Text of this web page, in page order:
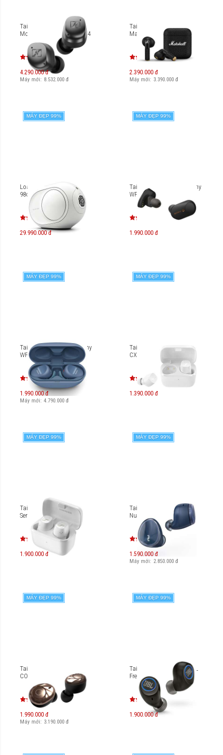
Tai nghe Sennheiser
Momentum True Wireless 4
4.290.000 đ
Máy mới: 8.532.000 đ
Tai nghe True Wireless
Marshall Minor IV
2.390.000 đ
Máy mới: 3.390.000 đ
MÁY ĐẸP 99%
Loa Devialet Phantom II
98dB Iconic White
29.990.000 đ
MÁY ĐẸP 99%
Tai nghe True Wireless Sony
WF-1000XM3
1.990.000 đ
MÁY ĐẸP 99%
Tai nghe True Wireless Sony
WF-SP800N
1.990.000 đ
Máy mới: 4.790.000 đ
MÁY ĐẸP 99%
Tai nghe Sennheiser CX
CX200TW1 True Wireless
1.390.000 đ
MÁY ĐẸP 99%
Tai nghe True Wireless
Sennheiser CX Plus
1.900.000 đ
MÁY ĐẸP 99%
Tai nghe True Wireless
Nuforce BE Free5
1.590.000 đ
Máy mới: 2.850.000 đ
MÁY ĐẸP 99%
Tai nghe True Wireless
COWON CF2
1.990.000 đ
Máy mới: 3.190.000 đ
MÁY ĐẸP 99%
Tai nghe True Wireless JBL
Free X
1.900.000 đ